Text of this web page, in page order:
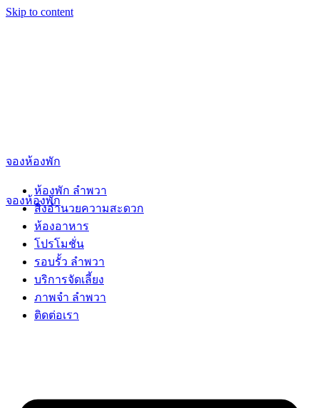
Skip to content
จองห้องพัก
จองห้องพัก
ห้องพัก ลำพวา
สิ่งอำนวยความสะดวก
ห้องอาหาร
โปรโมชั่น
รอบรั้ว ลำพวา
บริการจัดเลี้ยง
ภาพจำ ลำพวา
ติดต่อเรา